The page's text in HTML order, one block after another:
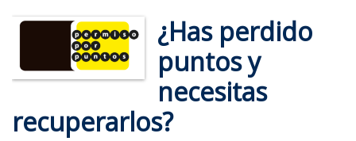
¿Has perdido
puntos y
necesitas
recuperarlos?